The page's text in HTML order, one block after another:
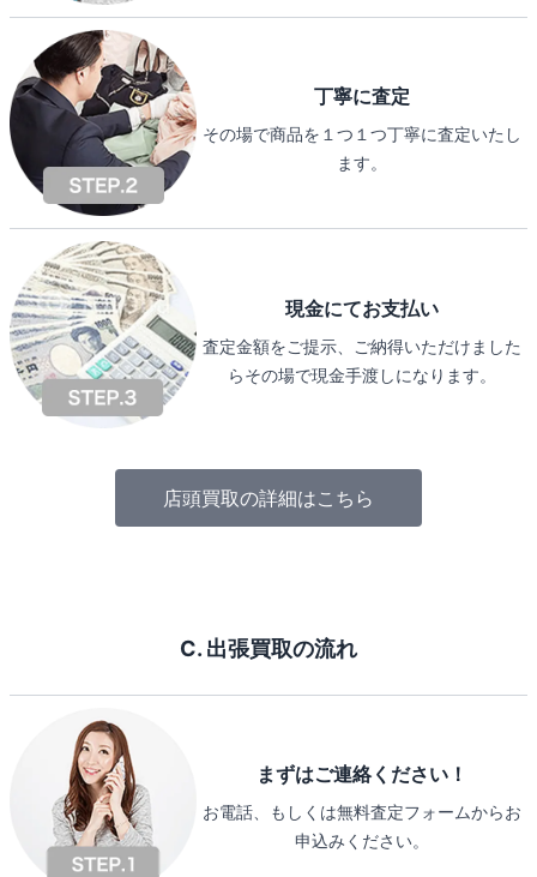
丁寧に査定
その場で商品を１つ１つ丁寧に査定いたし
ます。
現金にてお支払い
査定金額をご提示、ご納得いただけました
らその場で現金手渡しになります。
店頭買取の詳細はこちら
C. 出張買取の流れ
まずはご連絡ください！
お電話、もしくは無料査定フォームからお
申込みください。